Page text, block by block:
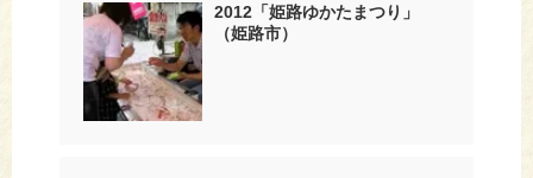
2012「姫路ゆかたまつり」
（姫路市）